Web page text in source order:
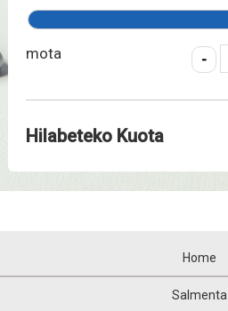
mota
Hilabeteko Kuota
Home
Salmenta